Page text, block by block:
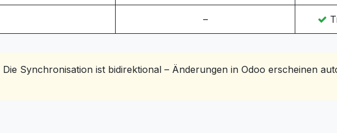
–
Die Synchronisation ist bidirektional – Änderungen in Odoo erscheinen